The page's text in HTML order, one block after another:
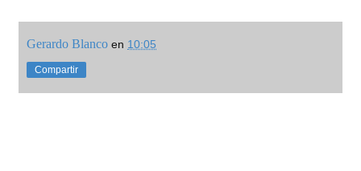
Gerardo Blanco en 10:05
Compartir